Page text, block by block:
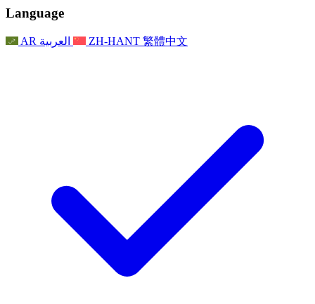
For Families
最新消息
家庭心理支持
家庭更新
事件
聯繫
For Families
家庭心理支持
家庭更新
Reports
獨立審查的最終報告
獨立審查報告的首次報告
For Families
Nottingham
家庭心理支援服務
心理健康危機支援
基於信仰的喪親支援
對於父親
Language
AR العربية ZH-HANT 繁體中文